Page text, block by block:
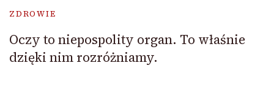
ZDROWIE
Oczy to niepospolity organ. To właśnie
dzięki nim rozróżniamy.